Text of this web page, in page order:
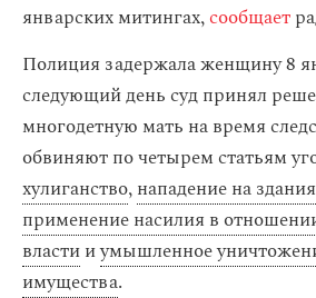
январских митингах,сообщает
Полиция задержала женщину 8
следующий день суд принял
многодетную мать на время
обвиняют по четырем статьям
хулиганство,нападение на
применение насилия в
властииумышленное
имущества.